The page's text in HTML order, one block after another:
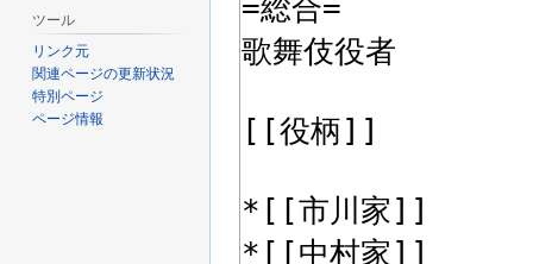
ョ
ン
に
動
ツール
リンク元
関連ページの更新状況
特別ページ
ページ情報